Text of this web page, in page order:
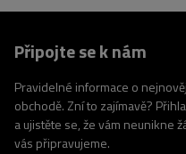
Připojte se k nám
Pravidelné informace o
obchodě. Zní to zajímavě?
a ujistěte se, že vám neunikne
vás připravujeme.